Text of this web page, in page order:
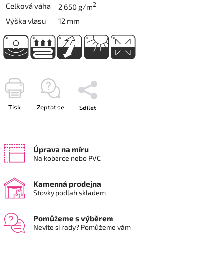
Celková váha 2 650 g/m2
Výška vlasu 12 mm
Tisk Zeptat se Sdílet
Úprava na míru
Na koberce nebo PVC
Kamenná prodejna
Stovky podlah skladem
Pomůžeme s výběrem
Nevíte si rady? Pomůžeme vám